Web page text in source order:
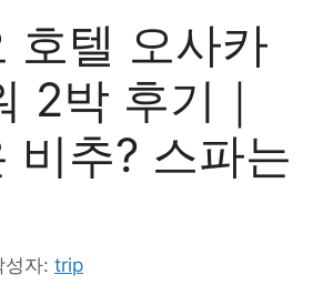
호텔 오사카
2박 후기｜
비추? 스파는
성자: trip